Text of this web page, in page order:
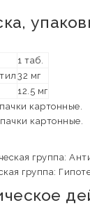
1 таб.
32 мг
12.5 мг
картонные.
картонные.
группа:
группа: